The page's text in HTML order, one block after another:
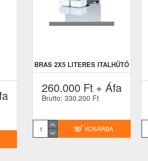
BRAS 2X5 LITERES ITALHŰTŐ
260.000 Ft + Áfa
Brutto: 330.200 Ft
KOSÁRBA